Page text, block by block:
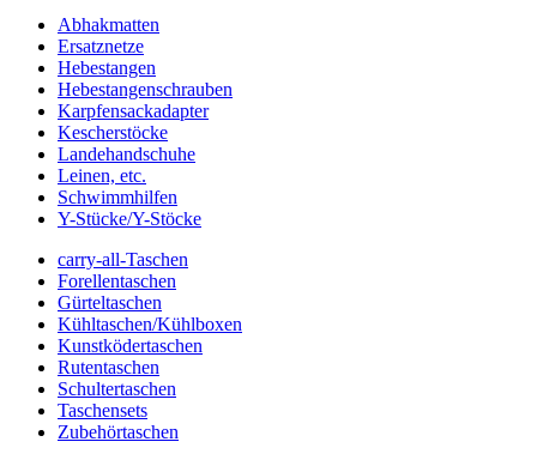
Abhakmatten
Ersatznetze
Hebestangen
Hebestangenschrauben
Karpfensackadapter
Kescherstöcke
Landehandschuhe
Leinen, etc.
Schwimmhilfen
Y-Stücke/Y-Stöcke
carry-all-Taschen
Forellentaschen
Gürteltaschen
Kühltaschen/Kühlboxen
Kunstködertaschen
Rutentaschen
Schultertaschen
Taschensets
Zubehörtaschen